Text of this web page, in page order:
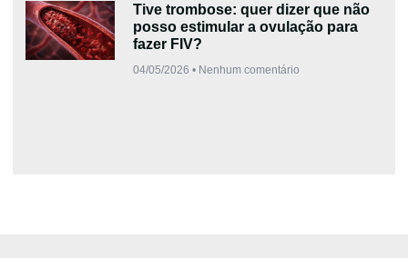
Tive trombose: quer dizer que não
posso estimular a ovulação para
fazer FIV?
04/05/2026 Nenhum comentário